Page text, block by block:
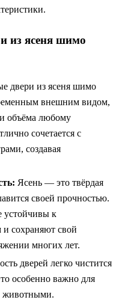
из ясеня шимо
двери из ясеня шимо
внешним видом,
объёма любому
сочетается с
создавая
Ясень — это твёрдая
своей прочностью.
устойчивы к
сохраняют свой
многих лет.
дверей легко чистится
особенно важно для
животными.